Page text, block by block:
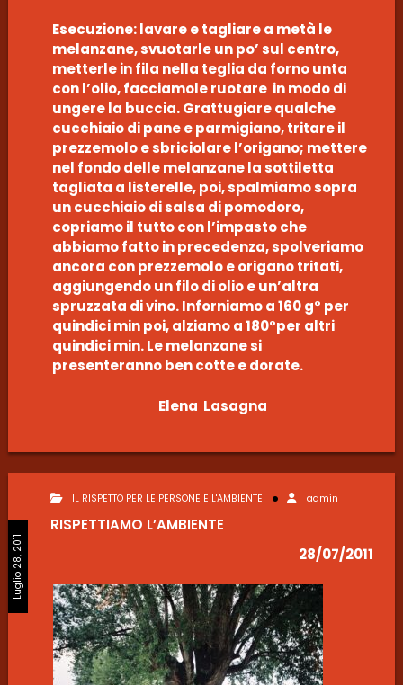
Esecuzione: lavare e tagliare a metà le
melanzane, svuotarle un po’ sul centro,
metterle in fila nella teglia da forno unta
con l’olio, facciamole ruotare in modo di
ungere la buccia. Grattugiare qualche
cucchiaio di pane e parmigiano, tritare il
prezzemolo e sbriciolare l’origano; mettere
nel fondo delle melanzane la sottiletta
tagliata a listerelle, poi, spalmiamo sopra
un cucchiaio di salsa di pomodoro,
copriamo il tutto con l’impasto che
abbiamo fatto in precedenza, spolveriamo
ancora con prezzemolo e origano tritati,
aggiungendo un filo di olio e un’altra
spruzzata di vino. Inforniamo a 160 g° per
quindici min poi, alziamo a 180°per altri
quindici min. Le melanzane si
presenteranno ben cotte e dorate.
Elena Lasagna
Luglio 28, 2011
IL RISPETTO PER LE PERSONE E L'AMBIENTE admin
RISPETTIAMO L’AMBIENTE
28/07/2011